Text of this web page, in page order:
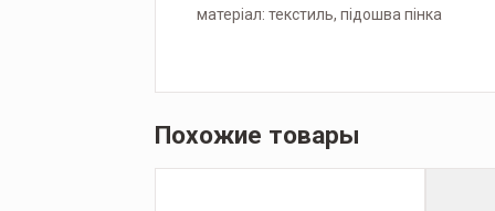
матеріал: текстиль, підошва пінка
Похожие товары